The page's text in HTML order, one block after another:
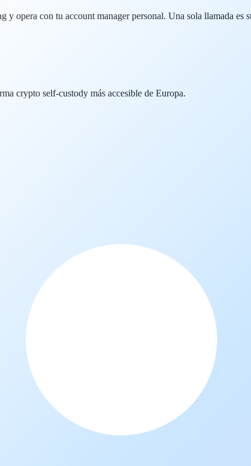
y opera con tu account manager personal. Una sola llamada es
crypto self-custody más accesible de Europa.